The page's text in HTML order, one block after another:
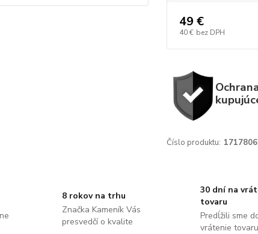
49 €
40 € bez DPH
Číslo produktu:
8 rokov na trhu
Značka Kameník Vás
presvedčí o kvalite
30 dní na
tovaru
Predĺžili sme
vrátenie tovaru